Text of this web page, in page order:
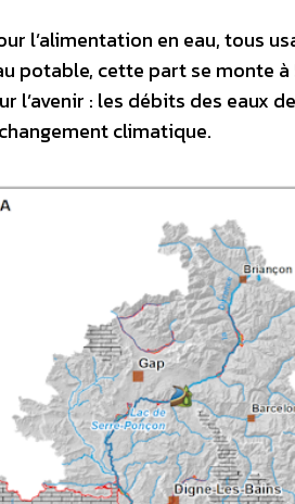
l’alimentation en eau, tous
potable, cette part se monte à
: les débits des eaux
climatique.